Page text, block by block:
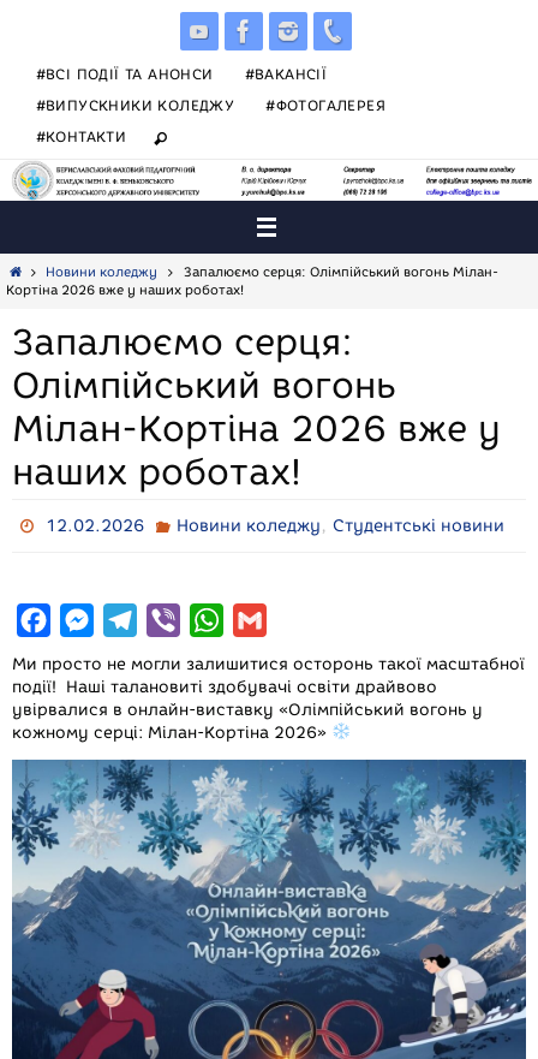
#ВСІ ПОДІЇ ТА АНОНСИ
#ВАКАНСІЇ
#ВИПУСКНИКИ КОЛЕДЖУ
#ФОТОГАЛЕРЕЯ
#КОНТАКТИ
HomeНовини коледжу
Запалюємо серця: Олімпійський вогонь Мілан-
Кортіна 2026 вже у наших роботах!
Запалюємо серця:
Олімпійський вогонь
Мілан-Кортіна 2026 вже у
наших роботах!
12.02.2026 Новини коледжу, Студентські новини
c
e
o
o
k
M
s
s
n
g
e
r
l
e
r
a
m
b
e
W
a
t
A
p
p
a
i
Ми просто не могли залишитися осторонь такої масштабної
події! Наші талановиті здобувачі освіти драйвово
увірвалися в онлайн-виставку «Олімпійський вогонь у
кожному серці: Мілан-Кортіна 2026»